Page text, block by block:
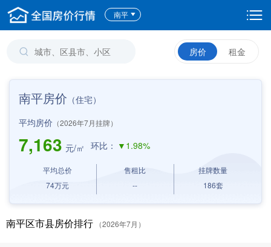
南平
房价 租金
南平房价 （住宅）
平均房价 （2026年7月挂牌）
7,163 元/㎡ 环比： ▼1.98%
平均总价
74万元
售租比
--
挂牌数量
186套
南平区市县房价排行 （2026年7月）